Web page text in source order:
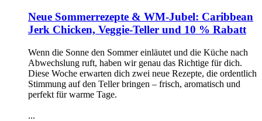
Neue Sommerrezepte & WM-Jubel: Caribbean
Jerk Chicken, Veggie-Teller und 10 % Rabatt
Wenn die Sonne den Sommer einläutet und die Küche nach
Abwechslung ruft, haben wir genau das Richtige für dich.
Diese Woche erwarten dich zwei neue Rezepte, die ordentlich
Stimmung auf den Teller bringen – frisch, aromatisch und
perfekt für warme Tage.
...